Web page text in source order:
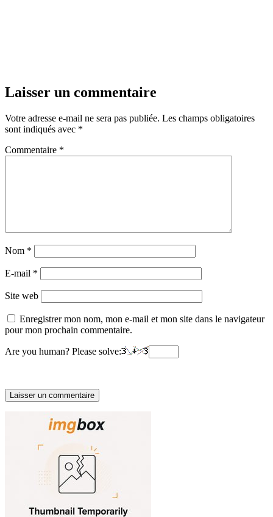
Laisser un commentaire
Votre adresse e-mail ne sera pas publiée. Les champs obligatoires
sont indiqués avec *
Commentaire *
Nom *
E-mail *
Site web
Enregistrer mon nom, mon e-mail et mon site dans le navigateur
pour mon prochain commentaire.
Are you human? Please solve: